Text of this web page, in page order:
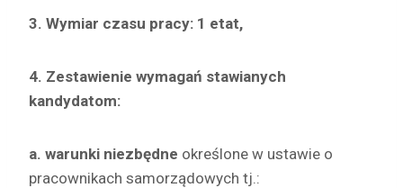
3. Wymiar czasu pracy: 1 etat,
4. Zestawienie wymagań stawianych
kandydatom:
a. warunki niezbędne określone w ustawie o
pracownikach samorządowych tj.: